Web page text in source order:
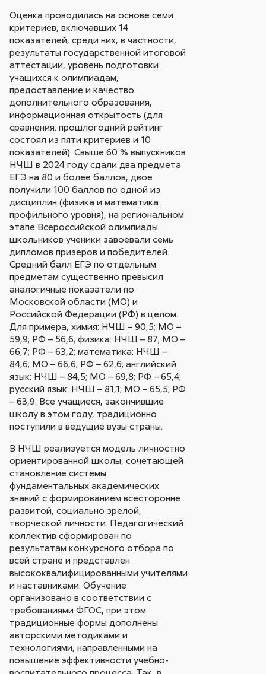
Оценка проводилась на основе семи
критериев, включавших 14
показателей, среди них, в частности,
результаты государственной итоговой
аттестации, уровень подготовки
учащихся к олимпиадам,
предоставление и качество
дополнительного образования,
информационная открытость (для
сравнения: прошлогодний рейтинг
состоял из пяти критериев и 10
показателей). Свыше 60 % выпускников
НЧШ в 2024 году сдали два предмета
ЕГЭ на 80 и более баллов, двое
получили 100 баллов по одной из
дисциплин (физика и математика
профильного уровня), на региональном
этапе Всероссийской олимпиады
школьников ученики завоевали семь
дипломов призеров и победителей.
Средний балл ЕГЭ по отдельным
предметам существенно превысил
аналогичные показатели по
Московской области (МО) и
Российской Федерации (РФ) в целом.
Для примера, химия: НЧШ – 90,5; МО –
59,9; РФ – 56,6; физика: НЧШ – 87; МО –
66,7; РФ – 63,2; математика: НЧШ –
84,6; МО – 66,6; РФ – 62,6; английский
язык: НЧШ – 84,5; МО – 69,8; РФ – 65,4;
русский язык: НЧШ – 81,1; МО – 65,5; РФ
– 63,9. Все учащиеся, закончившие
школу в этом году, традиционно
поступили в ведущие вузы страны.
В НЧШ реализуется модель личностно
ориентированной школы, сочетающей
становление системы
фундаментальных академических
знаний с формированием всесторонне
развитой, социально зрелой,
творческой личности. Педагогический
коллектив сформирован по
результатам конкурсного отбора по
всей стране и представлен
высококвалифицированными учителями
и наставниками. Обучение
организовано в соответствии с
требованиями ФГОС, при этом
традиционные формы дополнены
авторскими методиками и
технологиями, направленными на
повышение эффективности учебно-